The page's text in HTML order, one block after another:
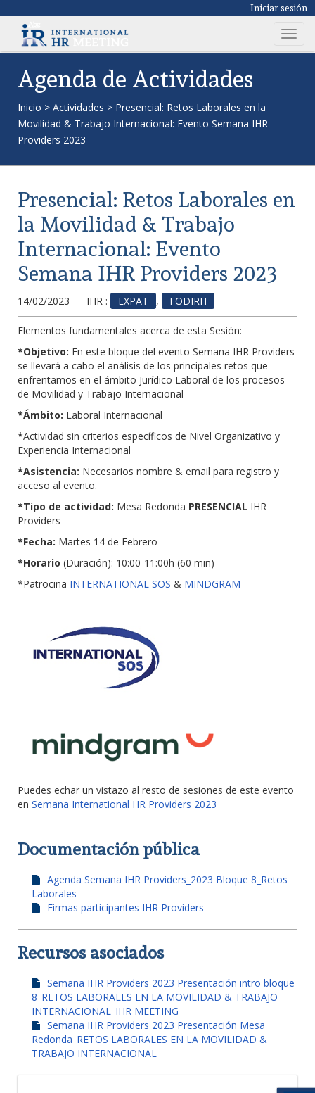
Iniciar sesión
T
o
v
g
Agenda de Actividades
Inicio > Actividades > Presencial: Retos Laborales en la
Movilidad & Trabajo Internacional: Evento Semana IHR
Providers 2023
Presencial: Retos Laborales en
la Movilidad & Trabajo
Internacional: Evento
Semana IHR Providers 2023
14/02/2023 IHR : EXPAT , FODIRH
Elementos fundamentales acerca de esta Sesión:
*Objetivo: En este bloque del evento Semana IHR Providers
se llevará a cabo el análisis de los principales retos que
enfrentamos en el ámbito Jurídico Laboral de los procesos
de Movilidad y Trabajo Internacional
*Ámbito: Laboral Internacional
*Actividad sin criterios específicos de Nivel Organizativo y
Experiencia Internacional
*Asistencia: Necesarios nombre & email para registro y
acceso al evento.
*Tipo de actividad: Mesa Redonda PRESENCIAL IHR
Providers
*Fecha: Martes 14 de Febrero
*Horario (Duración): 10:00-11:00h (60 min)
*Patrocina INTERNATIONAL SOS & MINDGRAM
Puedes echar un vistazo al resto de sesiones de este evento
en Semana International HR Providers 2023
Documentación pública
Agenda Semana IHR Providers_2023 Bloque 8_Retos
Laborales
Firmas participantes IHR Providers
Recursos asociados
Semana IHR Providers 2023 Presentación intro bloque
8_RETOS LABORALES EN LA MOVILIDAD & TRABAJO
INTERNACIONAL_IHR MEETING
Semana IHR Providers 2023 Presentación Mesa
Redonda_RETOS LABORALES EN LA MOVILIDAD &
TRABAJO INTERNACIONAL